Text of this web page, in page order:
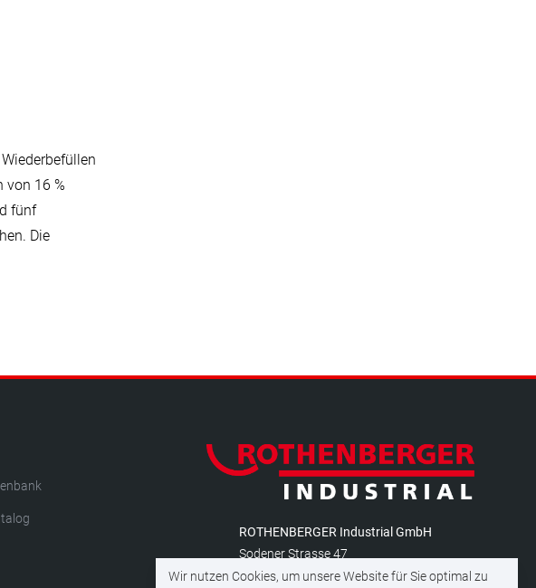
von 16 %
fünf
Die
ROTHENBERGER Industrial GmbH
Sodener Strasse 47
D-65779 Kelkheim (Taunus)
Wir nutzen Cookies, um unsere Website für Sie optimal zu